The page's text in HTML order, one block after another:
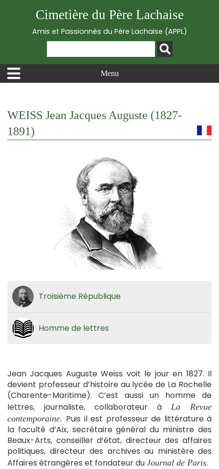
Cimetière du Père Lachaise
Amis et Passionnés du Père Lachaise (APPL)
Menu
WEISS Jean Jacques Auguste (1827-
1891)
Troisième République
Homme de lettres
Jean Jacques Auguste Weiss voit le jour en 1827. Il
devient professeur d’histoire au lycée de La Rochelle
(Charente-Maritime). C’est aussi un homme de
lettres, journaliste, collaborateur à La Revue
contemporaine. Puis il est professeur de littérature à
la faculté d’Aix, secrétaire général du ministre des
Beaux-Arts, conseiller d’état, directeur des affaires
politiques, directeur des archives au ministère des
Affaires étrangères et fondateur du Journal de Paris.